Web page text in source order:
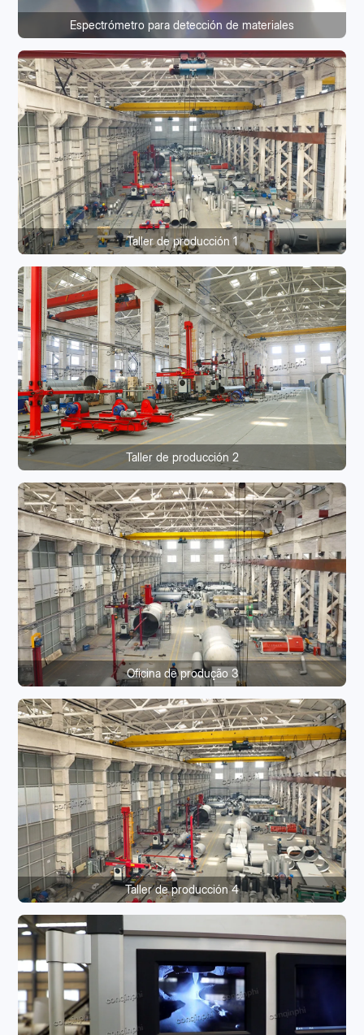
Espectrómetro para detección de materiales
Taller de producción 1
Taller de producción 2
Oficina de produção 3
Taller de producción 4